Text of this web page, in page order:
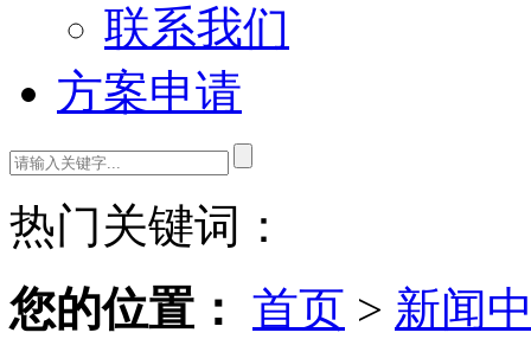
联系我们
方案申请
热门关键词：
您的位置： 首页 > 新闻